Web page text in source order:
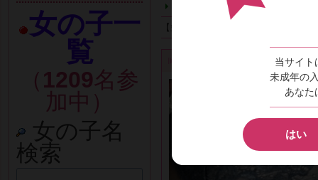
女の子一
覧
（ 1209名参
加中）
女の子名
検索
全ての商品 (15)
1日着用Hカップブラジャー
当サイト
未成年の
あなた
はい